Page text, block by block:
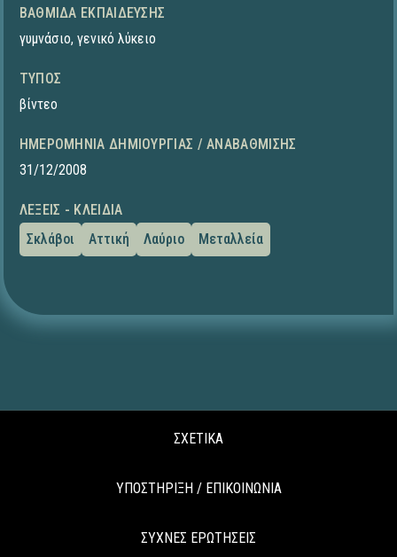
ΒΑΘΜΊΔΑ ΕΚΠΑΊΔΕΥΣΗΣ
γυμνάσιο, γενικό λύκειο
ΤΎΠΟΣ
βίντεο
ΗΜΕΡΟΜΗΝΊΑ ΔΗΜΙΟΥΡΓΊΑΣ / ΑΝΑΒΆΘΜΙΣΗΣ
31/12/2008
ΛΈΞΕΙΣ - ΚΛΕΙΔΙΆ
Σκλάβοι
Αττική Λαύριο Μεταλλεία
ΣΧΕΤΙΚΑ
ΥΠΟΣΤΗΡΙΞΗ / ΕΠΙΚΟΙΝΩΝΙΑ
ΣΥΧΝΕΣ ΕΡΩΤΗΣΕΙΣ